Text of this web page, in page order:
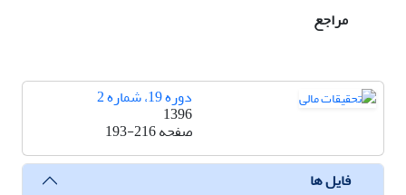
مراجع
دوره 19، شماره 2
1396
صفحه193-216
فایل ها